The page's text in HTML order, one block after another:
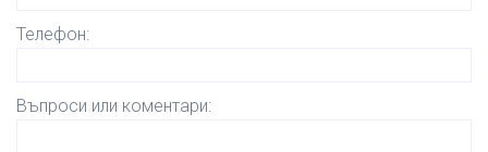
Телефон:
Въпроси или коментари: